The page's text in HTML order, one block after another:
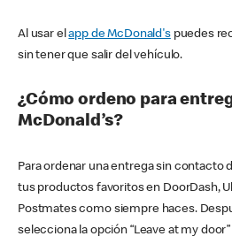
Al usar elapp de McDonald'spuedes
sin tener que salir del vehículo.
¿Cómo ordeno para
McDonald’s?
Para ordenar una entrega sin contacto
tus productos favoritos en DoorDash,
Postmates como siempre haces.
selecciona la opción “Leave at my